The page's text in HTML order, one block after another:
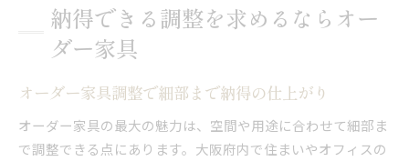
納得できる調整を求めるならオー
ダー家具
オーダー家具調整で細部まで納得の仕上がり
オーダー家具の最大の魅力は、空間や用途に合わせて細部ま
で調整できる点にあります。大阪府内で住まいやオフィスの